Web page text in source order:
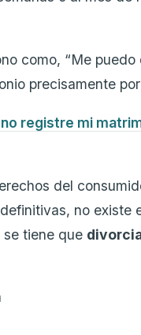
como, “Me
precisamente
registre mi
del
no existe
se tiene que